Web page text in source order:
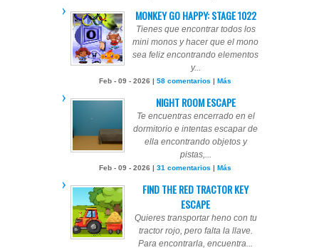
MONKEY GO HAPPY: STAGE 1022
Tienes que encontrar todos los
mini monos y hacer que el mono
sea feliz encontrando elementos
y...
Feb - 09 - 2026 | 58 comentarios | Más
NIGHT ROOM ESCAPE
Te encuentras encerrado en el
dormitorio e intentas escapar de
ella encontrando objetos y
pistas,...
Feb - 09 - 2026 | 31 comentarios | Más
FIND THE RED TRACTOR KEY
ESCAPE
Quieres transportar heno con tu
tractor rojo, pero falta la llave.
Para encontrarla, encuentra...